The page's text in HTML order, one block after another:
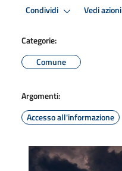
Condividi Vedi azioni
Categorie:
Comune
Argomenti:
Accesso all'informazione